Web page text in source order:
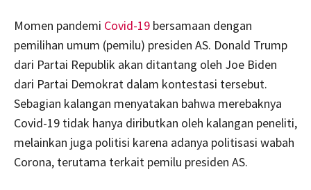
Momen pandemi Covid-19 bersamaan dengan
pemilihan umum (pemilu) presiden AS. Donald Trump
dari Partai Republik akan ditantang oleh Joe Biden
dari Partai Demokrat dalam kontestasi tersebut.
Sebagian kalangan menyatakan bahwa merebaknya
Covid-19 tidak hanya diributkan oleh kalangan peneliti,
melainkan juga politisi karena adanya politisasi wabah
Corona, terutama terkait pemilu presiden AS.